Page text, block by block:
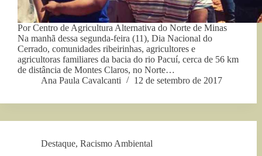
Por Centro de Agricultura Alternativa do Norte de Minas
Na manhã dessa segunda-feira (11), Dia Nacional do
Cerrado, comunidades ribeirinhas, agricultores e
agricultoras familiares da bacia do rio Pacuí, cerca de 56 km
de distância de Montes Claros, no Norte…
Ana Paula Cavalcanti
12 de setembro de 2017
Destaque, Racismo Ambiental